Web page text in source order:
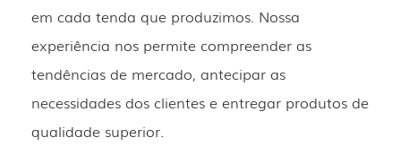
em cada tenda que produzimos. Nossa
experiência nos permite compreender as
tendências de mercado, antecipar as
necessidades dos clientes e entregar produtos de
qualidade superior.